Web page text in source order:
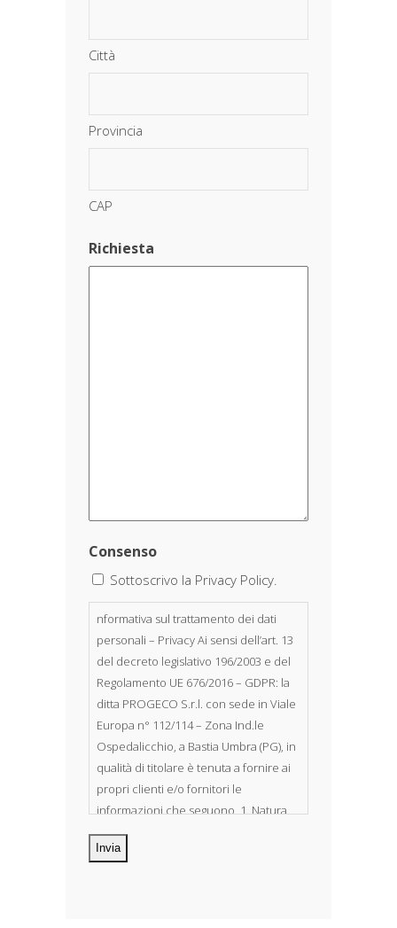
Città
Provincia
CAP
Richiesta
Consenso
Sottoscrivo la Privacy Policy.
nformativa sul trattamento dei dati
personali – Privacy Ai sensi dell’art. 13
del decreto legislativo 196/2003 e del
Regolamento UE 676/2016 – GDPR: la
ditta PROGECO S.r.l. con sede in Viale
Europa n° 112/114 – Zona Ind.le
Ospedalicchio, a Bastia Umbra (PG), in
qualità di titolare è tenuta a fornire ai
propri clienti e/o fornitori le
informazioni che seguono. 1. Natura
dei dati personali Costituiscono
oggetto di trattamento i Suoi dati